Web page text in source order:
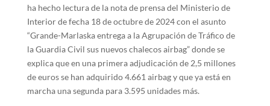
ha hecho lectura de la nota de prensa del Ministerio de
Interior de fecha 18 de octubre de 2024 con el asunto
“Grande-Marlaska entrega a la Agrupación de Tráfico de
la Guardia Civil sus nuevos chalecos airbag” donde se
explica que en una primera adjudicación de 2,5 millones
de euros se han adquirido 4.661 airbag y que ya está en
marcha una segunda para 3.595 unidades más.